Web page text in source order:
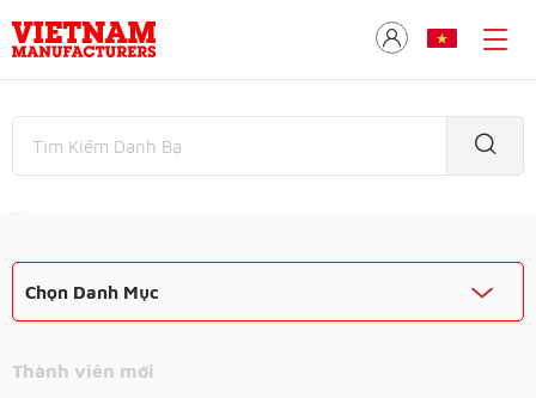
Chọn Danh Mục
Thành viên mới